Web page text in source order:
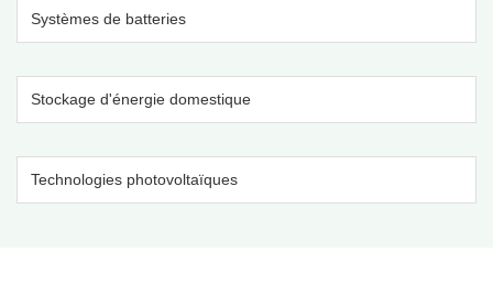
Systèmes de batteries
Stockage d'énergie domestique
Technologies photovoltaïques